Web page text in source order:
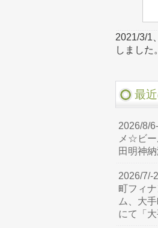
2021/3/1
しました。
最
2026/8/
メ☆ビー
田明神
2026/7/-
町フィ
ム、大
にて「